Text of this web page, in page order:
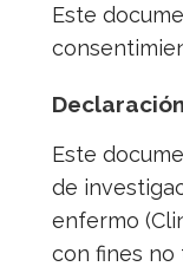
Este
Este
de
enfermo
con fines no